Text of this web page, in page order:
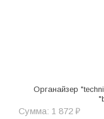
Органайзер
Сумма: 1 872 ₽